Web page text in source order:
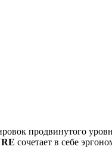
продвинутого
сочетает в себе